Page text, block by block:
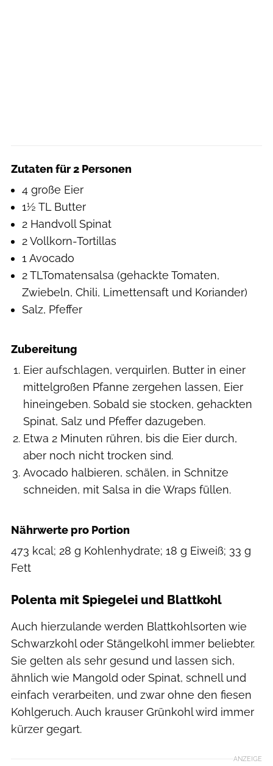
Zutaten für 2 Personen
4 große Eier
1½ TL Butter
2 Handvoll Spinat
2 Vollkorn-Tortillas
1 Avocado
2 TLTomatensalsa (gehackte Tomaten,
Zwiebeln, Chili, Limettensaft und Koriander)
Salz, Pfeffer
Zubereitung
Eier aufschlagen, verquirlen. Butter in einer
mittelgroßen Pfanne zergehen lassen, Eier
hineingeben. Sobald sie stocken, gehackten
Spinat, Salz und Pfeffer dazugeben.
Etwa 2 Minuten rühren, bis die Eier durch,
aber noch nicht trocken sind.
Avocado halbieren, schälen, in Schnitze
schneiden, mit Salsa in die Wraps füllen.
Nährwerte pro Portion
473 kcal; 28 g Kohlenhydrate; 18 g Eiweiß; 33 g
Fett
Polenta mit Spiegelei und Blattkohl
Auch hierzulande werden Blattkohlsorten wie
Schwarzkohl oder Stängelkohl immer beliebter.
Sie gelten als sehr gesund und lassen sich,
ähnlich wie Mangold oder Spinat, schnell und
einfach verarbeiten, und zwar ohne den fiesen
Kohlgeruch. Auch krauser Grünkohl wird immer
kürzer gegart.
ANZEIGE